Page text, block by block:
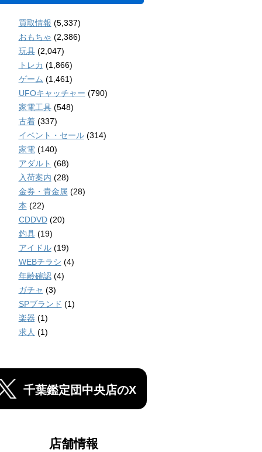
買取情報 (5,337)
おもちゃ (2,386)
玩具(2,047)
トレカ (1,866)
ゲーム (1,461)
UFOキャッチャー (790)
家電工具(548)
古着(337)
イベント・セール(314)
家電(140)
アダルト (68)
入荷案内 (28)
金券・貴金属 (28)
本 (22)
CDDVD(20)
釣具(19)
アイドル(19)
WEBチラシ (4)
年齢確認(4)
ガチャ (3)
SPブランド (1)
楽器 (1)
求人 (1)
千葉鑑定団中央店のX
店舗情報